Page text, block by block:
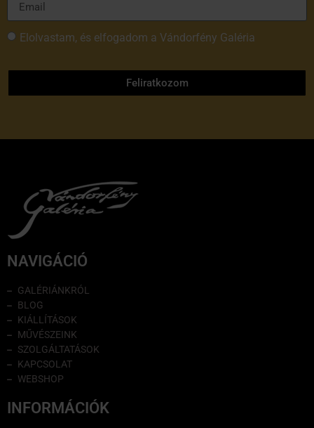
Elolvastam, és elfogadom a Vándorfény Galéria
Feliratkozom
NAVIGÁCIÓ
GALÉRIÁNKRÓL
BLOG
KIÁLLÍTÁSOK
MŰVÉSZEINK
SZOLGÁLTATÁSOK
KAPCSOLAT
WEBSHOP
INFORMÁCIÓK